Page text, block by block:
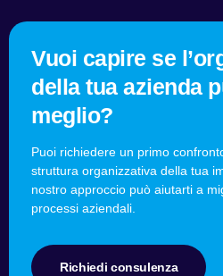
Vuoi capire se
della tua azienda
meglio?
Puoi richiedere un primo
struttura organizzativa della tua
nostro approccio può aiutarti a
processi aziendali.
Richiedi consulenza